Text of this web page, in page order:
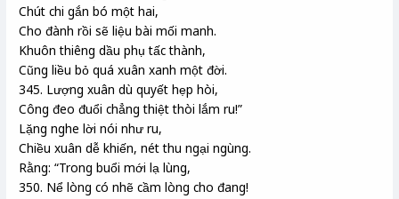
Chút chi gắn bó một hai,
Cho đành rồi sẽ liệu bài mối manh.
Khuôn thiêng dầu phụ tấc thành,
Cũng liều bỏ quá xuân xanh một đời.
345. Lượng xuân dù quyết hẹp hòi,
Công đeo đuổi chẳng thiệt thòi lắm ru!”
Lặng nghe lời nói như ru,
Chiều xuân dễ khiến, nét thu ngại ngùng.
Rằng: “Trong buổi mới lạ lùng,
350. Nể lòng có nhẽ cầm lòng cho đang!